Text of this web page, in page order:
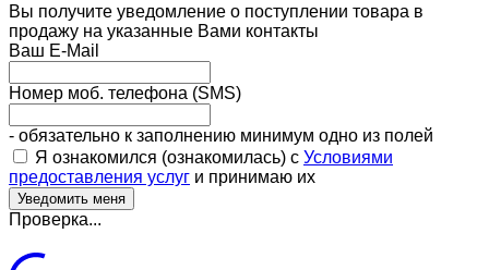
Вы получите уведомление о поступлении товара в
продажу на указанные Вами контакты
Ваш E-Mail
Номер моб. телефона (SMS)
- обязательно к заполнению минимум одно из полей
Я ознакомился (ознакомилась) с Условиями
предоставления услуг и принимаю их
Проверка...